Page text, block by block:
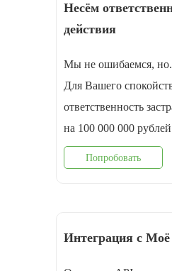
Несём
действия
Мы не ошибаемся,
Для Вашего
ответственность
на 100 000 000
Попробовать
Интеграция с